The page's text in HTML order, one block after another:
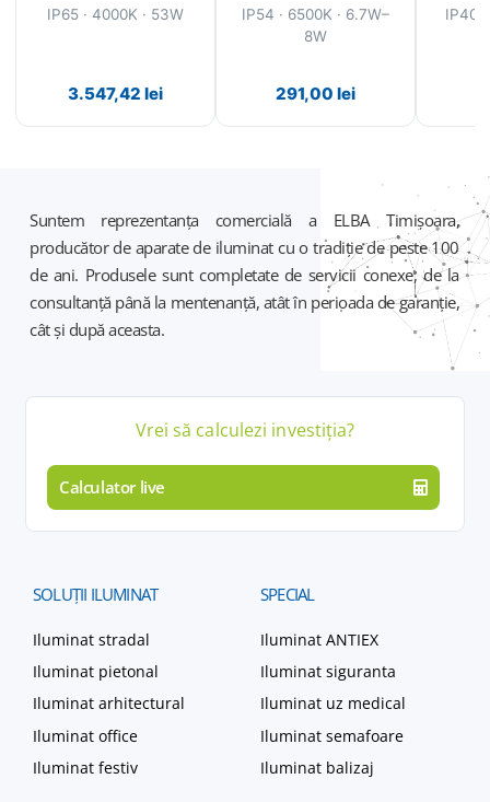
IP65 · 4000K · 53W
3.547,42lei
IP54 · 6500K · 6.7W–
8W
291,00lei
IP40
Suntem reprezentanța comercială a ELBA Timișoara,
producător de aparate de iluminat cu o tradiție de peste 100
de ani. Produsele sunt completate de servicii conexe, de la
consultanță până la mentenanță, atât în perioada de garanție,
cât și după aceasta.
Vrei să calculezi investiția?
Calculator live
SOLUȚII ILUMINAT
Iluminat stradal
Iluminat pietonal
Iluminat arhitectural
Iluminat office
Iluminat festiv
SPECIAL
Iluminat ANTIEX
Iluminat siguranta
Iluminat uz medical
Iluminat semafoare
Iluminat balizaj